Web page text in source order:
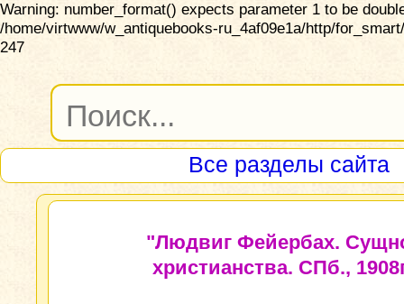
Warning: number_format() expects parameter 1 to be
/home/virtwww/w_antiquebooks-ru_4af09e1a/http/
247
Все разделы сайта
"Людвиг Фейербах.
христианства. СПб.,